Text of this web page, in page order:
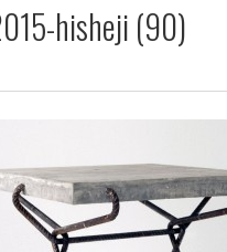
hisheji (90)